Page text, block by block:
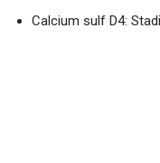
Calcium sulf D4: